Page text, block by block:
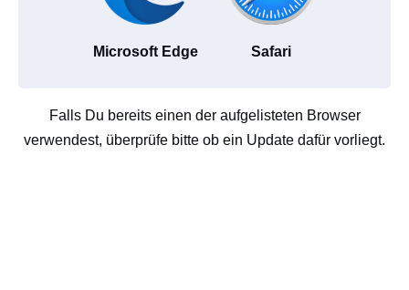
Microsoft Edge Safari
Falls Du bereits einen der aufgelisteten Browser
verwendest, überprüfe bitte ob ein Update dafür vorliegt.